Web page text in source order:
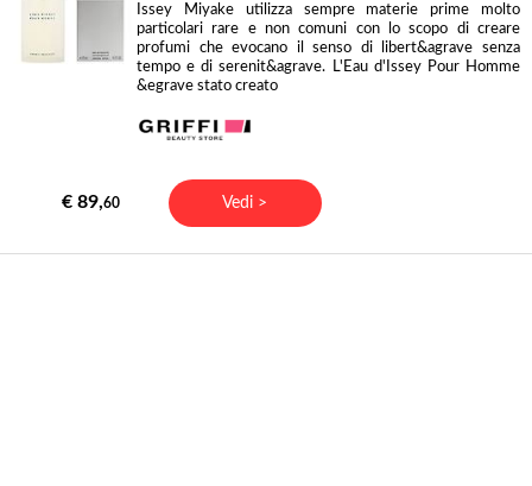
Issey Miyake utilizza sempre materie prime molto
particolari rare e non comuni con lo scopo di creare
profumi che evocano il senso di libert&agrave senza
tempo e di serenit&agrave. L'Eau d'Issey Pour Homme
&egrave stato creato
€ 89,60 Vedi >